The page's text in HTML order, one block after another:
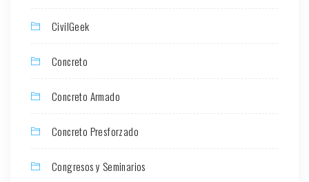
CivilGeek
Concreto
Concreto Armado
Concreto Presforzado
Congresos y Seminarios